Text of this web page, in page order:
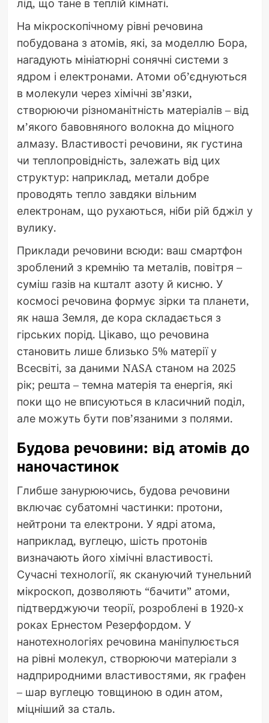
лід, що тане в теплій кімнаті.
На мікроскопічному рівні речовина
побудована з атомів, які, за моделлю Бора,
нагадують мініатюрні сонячні системи з
ядром і електронами. Атоми об’єднуються
в молекули через хімічні зв’язки,
створюючи різноманітність матеріалів – від
м’якого бавовняного волокна до міцного
алмазу. Властивості речовини, як густина
чи теплопровідність, залежать від цих
структур: наприклад, метали добре
проводять тепло завдяки вільним
електронам, що рухаються, ніби рій бджіл у
вулику.
Приклади речовини всюди: ваш смартфон
зроблений з кремнію та металів, повітря –
суміш газів на кшталт азоту й кисню. У
космосі речовина формує зірки та планети,
як наша Земля, де кора складається з
гірських порід. Цікаво, що речовина
становить лише близько 5% матерії у
Всесвіті, за даними NASA станом на 2025
рік; решта – темна матерія та енергія, які
поки що не вписуються в класичний поділ,
але можуть бути пов’язаними з полями.
Будова речовини: від атомів до
наночастинок
Глибше занурюючись, будова речовини
включає субатомні частинки: протони,
нейтрони та електрони. У ядрі атома,
наприклад, вуглецю, шість протонів
визначають його хімічні властивості.
Сучасні технології, як скануючий тунельний
мікроскоп, дозволяють “бачити” атоми,
підтверджуючи теорії, розроблені в 1920-х
роках Ернестом Резерфордом. У
нанотехнологіях речовина маніпулюється
на рівні молекул, створюючи матеріали з
надприродними властивостями, як графен
– шар вуглецю товщиною в один атом,
міцніший за сталь.